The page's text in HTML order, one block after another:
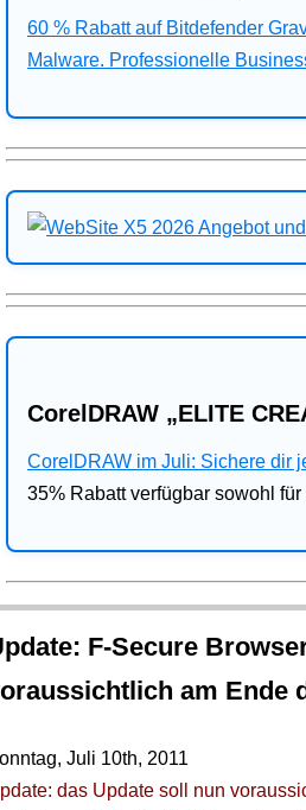
60 % Rabatt auf Bitdefender
Malware. Professionelle
CorelDRAW „ELITE
CorelDRAW im Juli: Sichere dir
35% Rabatt verfügbar sowohl
F-Secure
am Ende
Juli 10th, 2011
das Update soll nun